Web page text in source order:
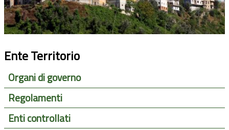
Ente Territorio
Organi di governo
Regolamenti
Enti controllati